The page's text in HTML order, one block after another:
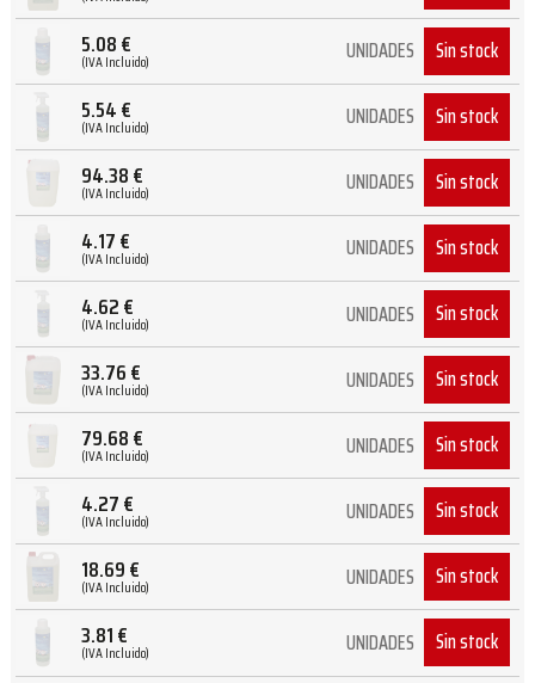
5.08€
(IVA Incluido) UNIDADES Sin stock
5.54€
(IVA Incluido) UNIDADES Sin stock
94.38€
(IVA Incluido) UNIDADES Sin stock
4.17€
(IVA Incluido) UNIDADES Sin stock
4.62€
(IVA Incluido) UNIDADES Sin stock
33.76€
(IVA Incluido) UNIDADES Sin stock
79.68€
(IVA Incluido) UNIDADES Sin stock
4.27€
(IVA Incluido) UNIDADES Sin stock
18.69€
(IVA Incluido) UNIDADES Sin stock
3.81€
(IVA Incluido) UNIDADES Sin stock